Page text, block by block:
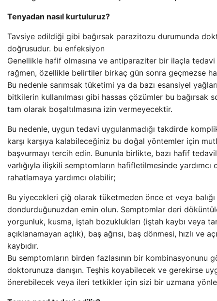
Tenyadan nasıl kurtuluruz?
Tavsiye edildiği gibi bağırsak parazitozu durumunda
doğrusudur. bu enfeksiyon
Genellikle hafif olmasına ve antiparaziter bir ilaçla
rağmen, özellikle belirtiler birkaç gün sonra geçmezse
Bu nedenle sarımsak tüketimi ya da bazı esansiyel
bitkilerin kullanılması gibi hassas çözümler bu bağırsak
tam olarak boşaltılmasına izin vermeyecektir.
Bu nedenle, uygun tedavi uygulanmadığı takdirde
karşı karşıya kalabileceğiniz bu doğal yöntemler için
başvurmayı tercih edin. Bununla birlikte, bazı hafif
varlığıyla ilişkili semptomların hafifletilmesinde
rahatlamaya yardımcı olabilir;
Bu yiyecekleri çiğ olarak tüketmeden önce et veya
dondurduğunuzdan emin olun. Semptomlar deri
yorgunluk, kusma, iştah bozuklukları (iştah kaybı veya
açıklanamayan açlık), baş ağrısı, baş dönmesi, hızlı ve
kaybıdır.
Bu semptomların birden fazlasının bir kombinasyonunu
doktorunuza danışın. Teşhis koyabilecek ve gerekirse
önerebilecek veya ileri tetkikler için sizi bir uzmana